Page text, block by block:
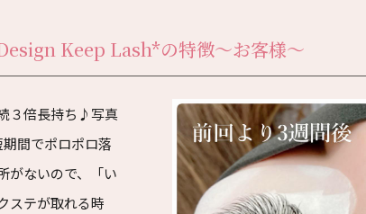
Keep Lash*の特徴～お客様～
３倍長持ち♪写真
間でポロポロ落
がないので、「い
ステが取れる時